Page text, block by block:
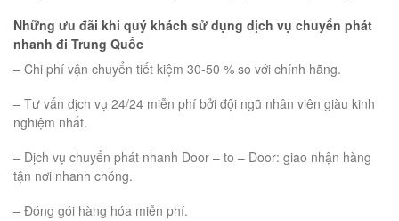
Những ưu đãi khi quý khách sử dụng dịch vụ chuyển phát
nhanh đi Trung Quốc
– Chi phí vận chuyển tiết kiệm 30-50 % so với chính hãng.
– Tư vấn dịch vụ 24/24 miễn phí bởi đội ngũ nhân viên giàu kinh
nghiệm nhất.
– Dịch vụ chuyển phát nhanh Door – to – Door: giao nhận hàng
tận nơi nhanh chóng.
– Đóng gói hàng hóa miễn phí.